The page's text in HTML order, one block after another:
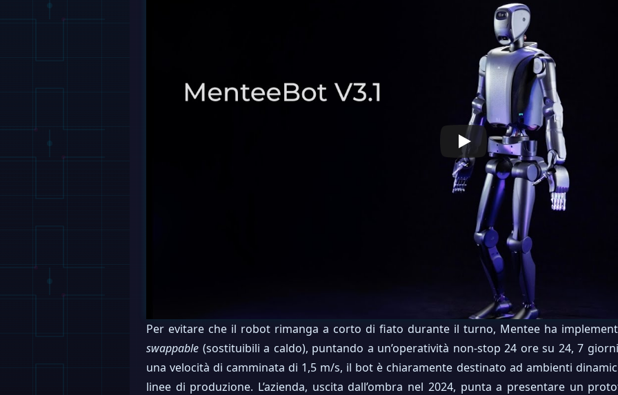
Per evitare che il robot rimanga a corto di fiato durante il turno, Mentee ha
swappable (sostituibili a caldo), puntando a un’operatività non-stop 24 ore su 24, 7
una velocità di camminata di 1,5 m/s, il bot è chiaramente destinato ad ambienti
linee di produzione. L’azienda, uscita dall’ombra nel 2024, punta a presentare un